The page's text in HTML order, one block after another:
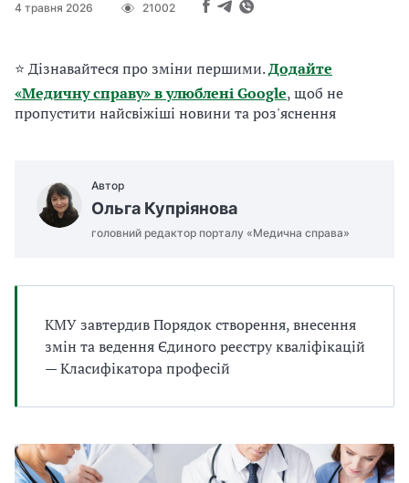
4 травня 2026 21002
⭐ Дізнавайтеся про зміни першими.Додайте
«Медичну справу» в улюблені Google, щоб не
пропустити найсвіжіші новини та роз'яснення
Автор
Ольга Купріянова
головний редактор порталу «Медична справа»
КМУ завтердив Порядок створення, внесення
змін та ведення Єдиного реєстру кваліфікацій
— Класифікатора професій
м
а
т